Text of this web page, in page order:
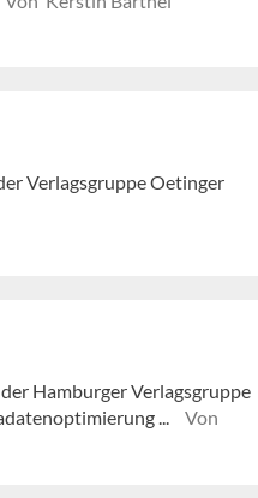
Verlagsgruppe Oetinger
Hamburger Verlagsgruppe
...
Von